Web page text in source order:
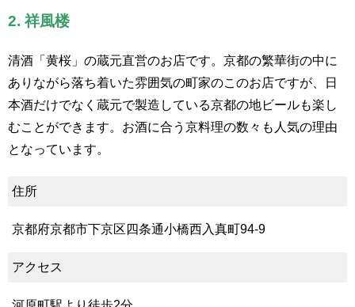
2. 祥風楼
清酒「黄桜」の蔵元直営のお店です。京都の繁華街の中に
ありながら落ち着いた雰囲気の町家のこのお店ですが、日
本酒だけでなく蔵元で製造している京都の地ビールも楽し
むことができます。お酒に合う京料理の数々も人気の理由
となっています。
住所
京都府京都市下京区四条通小橋西入真町94-9
アクセス